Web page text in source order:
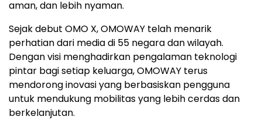
aman, dan lebih nyaman.
Sejak debut OMO X, OMOWAY telah menarik
perhatian dari media di 55 negara dan wilayah.
Dengan visi menghadirkan pengalaman teknologi
pintar bagi setiap keluarga, OMOWAY terus
mendorong inovasi yang berbasiskan pengguna
untuk mendukung mobilitas yang lebih cerdas dan
berkelanjutan.